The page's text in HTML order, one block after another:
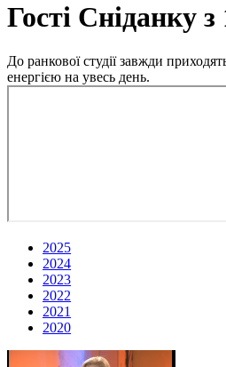
Гості Сніданку з
До ранкової студії завжди
енергією на увесь день.
2025
2024
2023
2022
2021
2020